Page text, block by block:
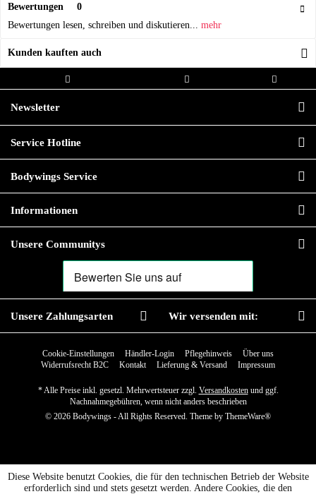
Bewertungen
0
Bewertungen lesen, schreiben und diskutieren... mehr
Kunden kauften auch
Bestellwert
Newsletter
Service Hotline
Bodywings Service
Informationen
Unsere Communitys
Unsere Zahlungsarten Wir versenden mit:
Cookie-Einstellungen Händler-Login Pflegehinweis
Über uns
Widerrufsrecht B2C
Kontakt Lieferung & Versand Impressum
* Alle Preise inkl. gesetzl. Mehrwertsteuer zzgl. Versandkostenund ggf.
Nachnahmegebühren, wenn nicht anders beschrieben
© 2026 Bodywings - All Rights Reserved. Theme by ThemeWare®
Diese Website benutzt Cookies, die für den technischen Betrieb der Website
erforderlich sind und stets gesetzt werden. Andere Cookies, die den